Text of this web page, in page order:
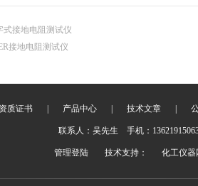
式接地电阻测试仪
接地电阻测试仪
资质证书 产品中心 技术文章
联系人：吴先生 手机：
管理登陆 技术支持： 化工仪器